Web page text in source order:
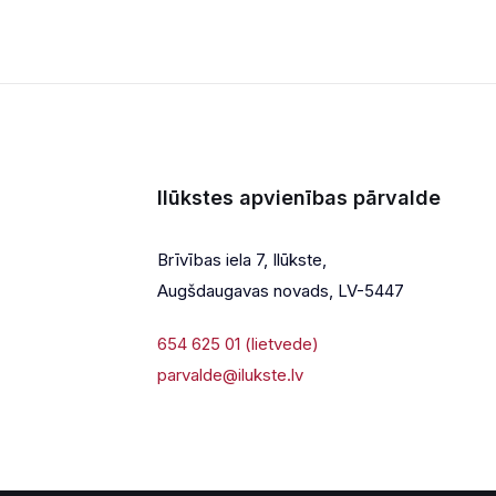
Ilūkstes apvienības pārvalde
Brīvības iela 7, Ilūkste,
Augšdaugavas novads, LV-5447
654 625 01 (lietvede)
parvalde@ilukste.lv